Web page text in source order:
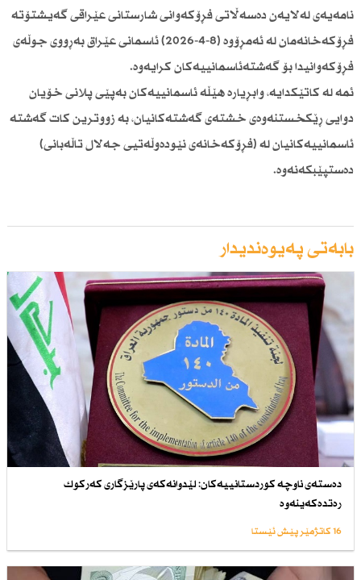
نامەیەی لەلایەن دەسەڵاتی فڕۆكەوانی شارستانی عێراقی گەیشتۆتە
فڕۆكەخانەمان لە ئەمڕۆوە (8-4-2026) ئاسمانی عێراق بەڕووی جوڵەی
فڕۆكەوانیدا بۆ گەشتەئاسمانییەكان كرایەوە.
ئمە لە كاتێكدایە، وابڕیارە هێڵە ئاسمانییەكان بەپێی پلانی خۆیان
دوایی ڕێكخستنەوەی خشتەی گەشتەكانیان، بە زووترین كات گەشتە
ئاسمانییەكانیان لە (فڕۆكەخانەی نێودەوڵەتیی جەلال تاڵەبانی)
دەستپێبكەنەوە.
بابەتی پەیوەندیدار
دەستەی ناوچە كوردستانییەكان: لێدوانەكەی پارێزگاری كەركوك
رەتدەكەینەوە
16 کاتژمێر پێش ئێستا